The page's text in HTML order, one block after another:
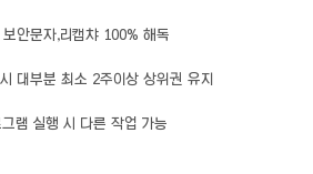
보안문자,리캡챠 100% 해독
대부분 최소 2주이상 상위권 유지
그램 실행 시 다른 작업 가능